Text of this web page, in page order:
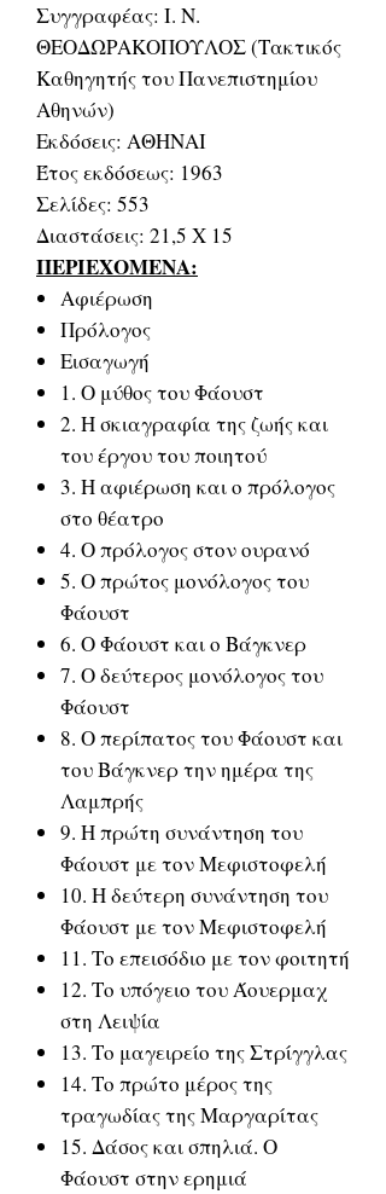
Συγγραφέας: Ι. Ν.
ΘΕΟΔΩΡΑΚΟΠΟΥΛΟΣ (Τακτικός
Καθηγητής του Πανεπιστημίου
Αθηνών)
Εκδόσεις: ΑΘΗΝΑΙ
Έτος εκδόσεως: 1963
Σελίδες: 553
Διαστάσεις: 21,5 Χ 15
ΠΕΡΙΕΧΟΜΕΝΑ:
Αφιέρωση
Πρόλογος
Εισαγωγή
1. Ο μύθος του Φάουστ
2. Η σκιαγραφία της ζωής και
του έργου του ποιητού
3. Η αφιέρωση και ο πρόλογος
στο θέατρο
4. Ο πρόλογος στον ουρανό
5. Ο πρώτος μονόλογος του
Φάουστ
6. Ο Φάουστ και ο Βάγκνερ
7. Ο δεύτερος μονόλογος του
Φάουστ
8. Ο περίπατος του Φάουστ και
του Βάγκνερ την ημέρα της
Λαμπρής
9. Η πρώτη συνάντηση του
Φάουστ με τον Μεφιστοφελή
10. Η δεύτερη συνάντηση του
Φάουστ με τον Μεφιστοφελή
11. Το επεισόδιο με τον φοιτητή
12. Το υπόγειο του Άουερμαχ
στη Λειψία
13. Το μαγειρείο της Στρίγγλας
14. Το πρώτο μέρος της
τραγωδίας της Μαργαρίτας
15. Δάσος και σπηλιά. Ο
Φάουστ στην ερημιά